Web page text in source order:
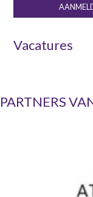
Vacatures
PARTNERS